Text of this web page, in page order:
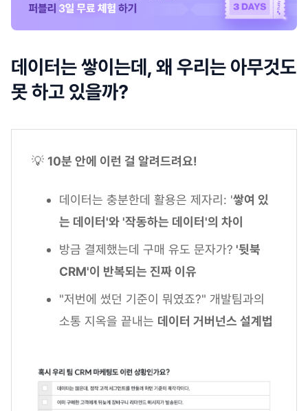
데이터는 쌓이는데, 왜 우리는 아무것도
못 하고 있을까?
💡 10분 안에 이런 걸 알려드려요!
데이터는 충분한데 활용은 제자리: '쌓여 있
는 데이터'와 '작동하는 데이터'의 차이
방금 결제했는데 구매 유도 문자가? '뒷북
CRM'이 반복되는 진짜 이유
"저번에 썼던 기준이 뭐였죠?" 개발팀과의
소통 지옥을 끝내는 데이터 거버넌스 설계법